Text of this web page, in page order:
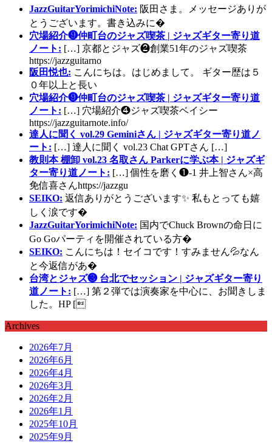
JazzGuitarYorimichiNote: 阪田さま。メッセージありが
とうございます。書き込みに�
穴場紹介❾仲町台のジャズ喫茶 | ジャズギター寄り道
ノート: […] 京都とジャズ❷創業51年のジャズ喫茶
https://jazzguitarno
阪田悦也: こんにちは。はじめまして。 ギター歴は５
０年以上と長い
穴場紹介❾仲町台のジャズ喫茶 | ジャズギター寄り道
ノート: […] 穴場紹介❹ジャズ喫茶ベイシー
https://jazzguitarnote.info/
達人に聞く vol.29 Geminiさん | ジャズギター寄り道ノ
ート: […] 達人に聞く vol.23 Chat GPTさん […]
教則本 棚卸 vol.23 名取さん Parkerに学ぶ本 | ジャズギ
ター寄り道ノート: […] 個性を磨く❶-1 井上智さん×高
免信喜さんhttps://jazzgu
SEIKO: 返信ありがとうございます✨ 私もとっても嬉
しく涙です�
JazzGuitarYorimichiNote: 国内でChuck Brownの命日に
Go Goパーティを開催されている方�
SEIKO: こんにちは！セイコです！すみません💦なん
と今返信があ�
台湾とジャズ❸ 台北でセッション | ジャズギター寄り
道ノート: […] 第２弾では演奏家を中心に、お聞きしま
した。HP [
Archives
2026年7月
2026年6月
2026年4月
2026年3月
2026年2月
2026年1月
2025年10月
2025年9月